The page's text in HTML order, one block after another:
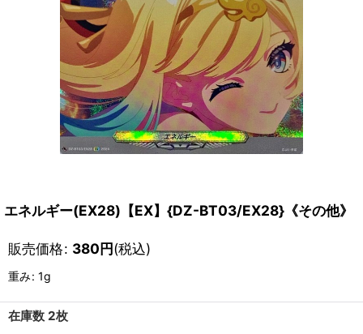
エネルギー(EX28)【EX】{DZ-BT03/EX28}《その他》
販売価格: 380円(税込)
重み: 1g
在庫数 2枚